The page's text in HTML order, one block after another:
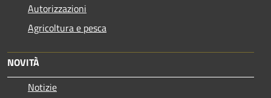
Autorizzazioni
Agricoltura e pesca
NOVITÀ
Notizie